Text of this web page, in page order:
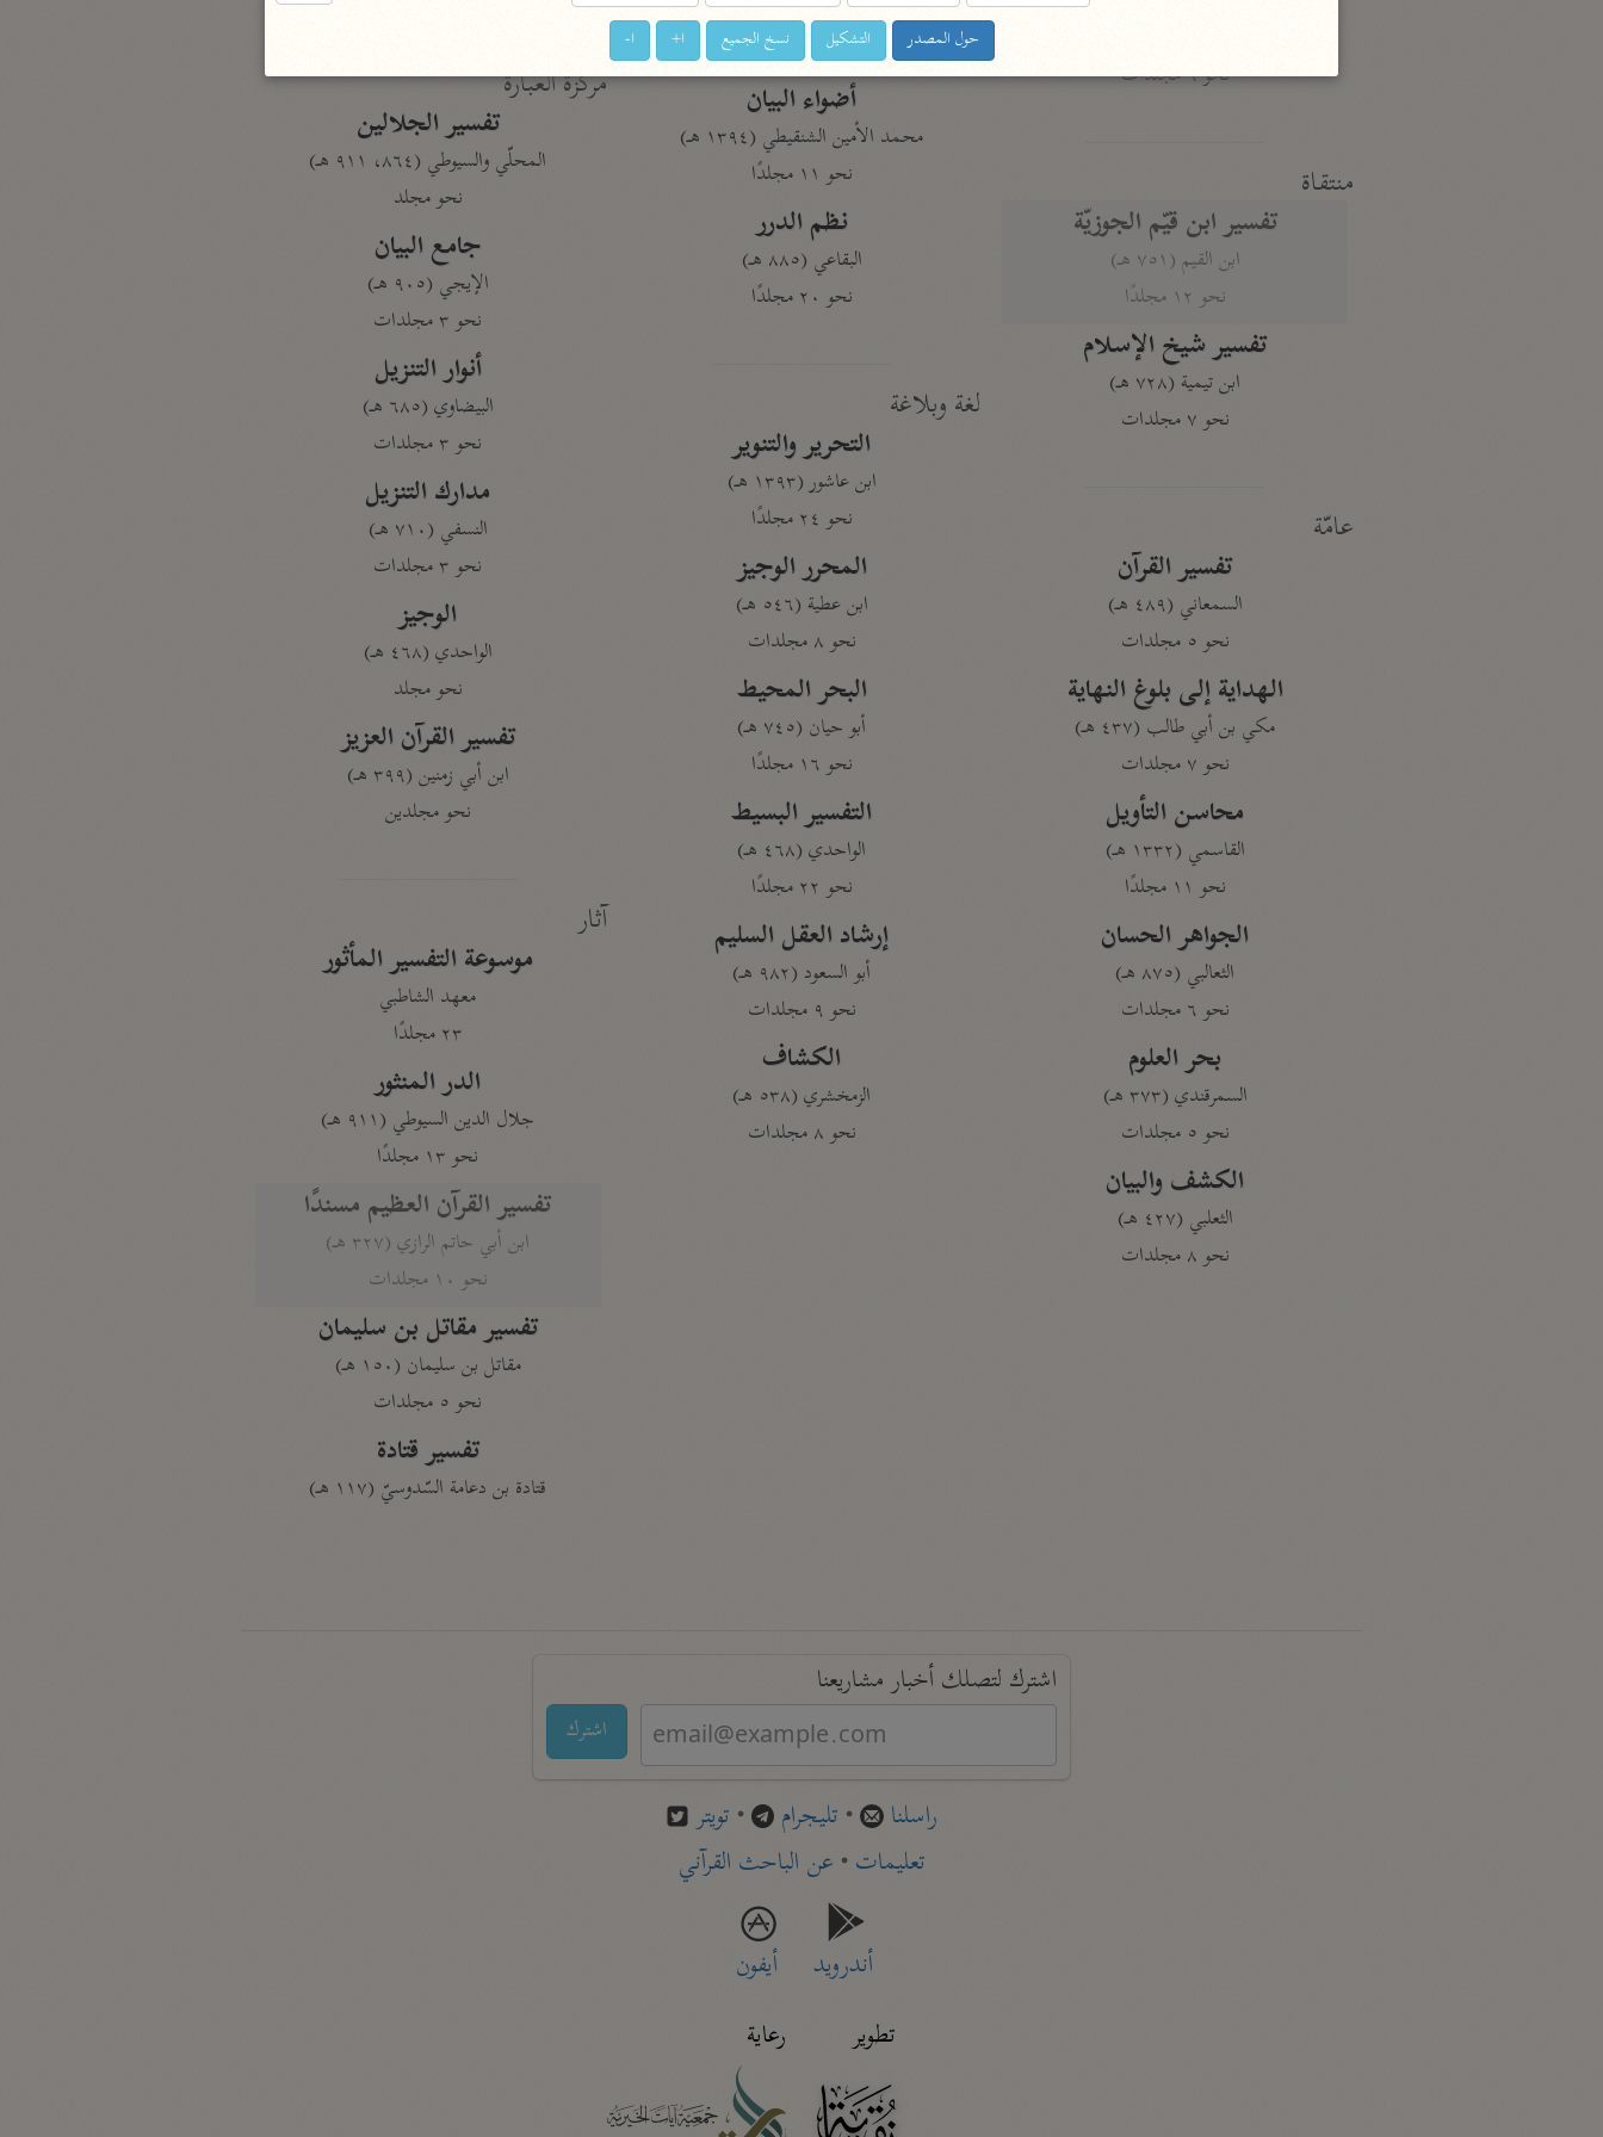
نحو ٦ مجلدات
منتقاة
تفسير ابن قيّم الجوزيّة
ابن القيم (٧٥١ هـ)
نحو ١٢ مجلدًا
تفسير شيخ الإسلام
ابن تيمية (٧٢٨ هـ)
نحو ٧ مجلدات
عامّة
تفسير القرآن
السمعاني (٤٨٩ هـ)
نحو ٥ مجلدات
الهداية إلى بلوغ النهاية
مكي بن أبي طالب (٤٣٧ هـ)
نحو ٧ مجلدات
محاسن التأويل
القاسمي (١٣٣٢ هـ)
نحو ١١ مجلدًا
الجواهر الحسان
الثعالبي (٨٧٥ هـ)
نحو ٦ مجلدات
بحر العلوم
السمرقندي (٣٧٣ هـ)
نحو ٥ مجلدات
الكشف والبيان
الثعلبي (٤٢٧ هـ)
نحو ٨ مجلدات
أخرى
أضواء البيان
محمد الأمين الشنقيطي (١٣٩٤ هـ)
نحو ١١ مجلدًا
نظم الدرر
البقاعي (٨٨٥ هـ)
نحو ٢٠ مجلدًا
لغة وبلاغة
التحرير والتنوير
ابن عاشور (١٣٩٣ هـ)
نحو ٢٤ مجلدًا
المحرر الوجيز
ابن عطية (٥٤٦ هـ)
نحو ٨ مجلدات
البحر المحيط
أبو حيان (٧٤٥ هـ)
نحو ١٦ مجلدًا
التفسير البسيط
الواحدي (٤٦٨ هـ)
نحو ٢٢ مجلدًا
إرشاد العقل السليم
أبو السعود (٩٨٢ هـ)
نحو ٩ مجلدات
الكشاف
الزمخشري (٥٣٨ هـ)
نحو ٨ مجلدات
مركَّزة العبارة
تفسير الجلالين
المحلّي والسيوطي (٨٦٤، ٩١١ هـ)
نحو مجلد
جامع البيان
الإيجي (٩٠٥ هـ)
نحو ٣ مجلدات
أنوار التنزيل
البيضاوي (٦٨٥ هـ)
نحو ٣ مجلدات
مدارك التنزيل
النسفي (٧١٠ هـ)
نحو ٣ مجلدات
الوجيز
الواحدي (٤٦٨ هـ)
نحو مجلد
تفسير القرآن العزيز
ابن أبي زمنين (٣٩٩ هـ)
نحو مجلدين
آثار
موسوعة التفسير المأثور
معهد الشاطبي
٢٣ مجلدًا
الدر المنثور
جلال الدين السيوطي (٩١١ هـ)
نحو ١٣ مجلدًا
تفسير القرآن العظيم مسندًا
ابن أبي حاتم الرازي (٣٢٧ هـ)
نحو ١٠ مجلدات
تفسير مقاتل بن سليمان
مقاتل بن سليمان (١٥٠ هـ)
نحو ٥ مجلدات
تفسير قتادة
قتادة بن دعامة السّدوسيّ (١١٧ هـ)
اشترك لتصلك أخبار مشاريعنا
اشترك
راسلنا • تليجرام • تويتر
تعليمات• عن الباحث القرآني
أندرويد
أيفون
تطوير
رعاية
حول المصدر التشكيل نسخ الجميع ا+ ا-